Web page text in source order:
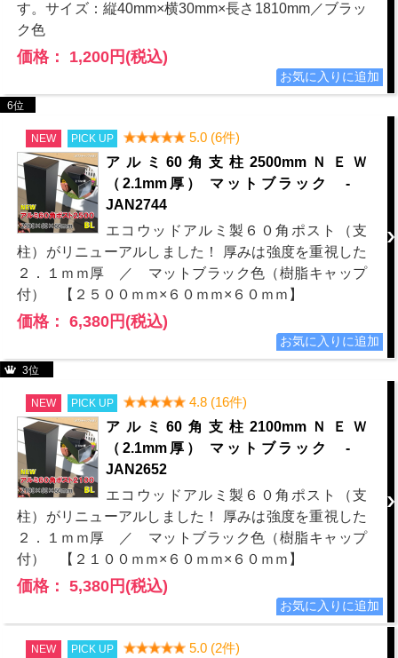
す。サイズ：縦40mm×横30mm×長さ1810mm／ブラッ
ク色
価格： 1,200円(税込)
6位
NEW PICK UP
5.0 (6件)
アルミ60角支柱2500mmＮＥＷ
（2.1mm厚） マットブラック -
JAN2744
エコウッドアルミ製６０角ポスト（支
柱）がリニューアルしました！ 厚みは強度を重視した
２．１ｍｍ厚 ／ マットブラック色（樹脂キャップ
付） 【２５００ｍｍ×６０ｍｍ×６０ｍｍ】
価格： 6,380円(税込)
3位
NEW PICK UP
4.8 (16件)
アルミ60角支柱2100mmＮＥＷ
（2.1mm厚） マットブラック -
JAN2652
エコウッドアルミ製６０角ポスト（支
柱）がリニューアルしました！ 厚みは強度を重視した
２．１ｍｍ厚 ／ マットブラック色（樹脂キャップ
付） 【２１００ｍｍ×６０ｍｍ×６０ｍｍ】
価格： 5,380円(税込)
NEW PICK UP
5.0 (2件)